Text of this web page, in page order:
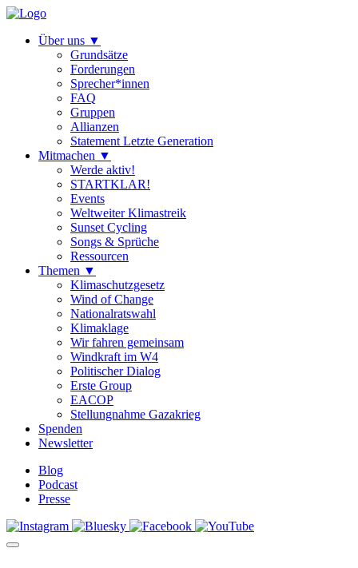
Über uns ▼
Grundsätze
Forderungen
Sprecher*innen
FAQ
Gruppen
Allianzen
Statement Letzte Generation
Mitmachen ▼
Werde aktiv!
STARTKLAR!
Events
Weltweiter Klimastreik
Sunset Cycling
Songs & Sprüche
Ressourcen
Themen ▼
Klimaschutzgesetz
Wind of Change
Nationalratswahl
Klimaklage
Wir fahren gemeinsam
Windkraft im W4
Politischer Dialog
Erste Group
EACOP
Stellungnahme Gazakrieg
Spenden
Newsletter
Blog
Podcast
Presse